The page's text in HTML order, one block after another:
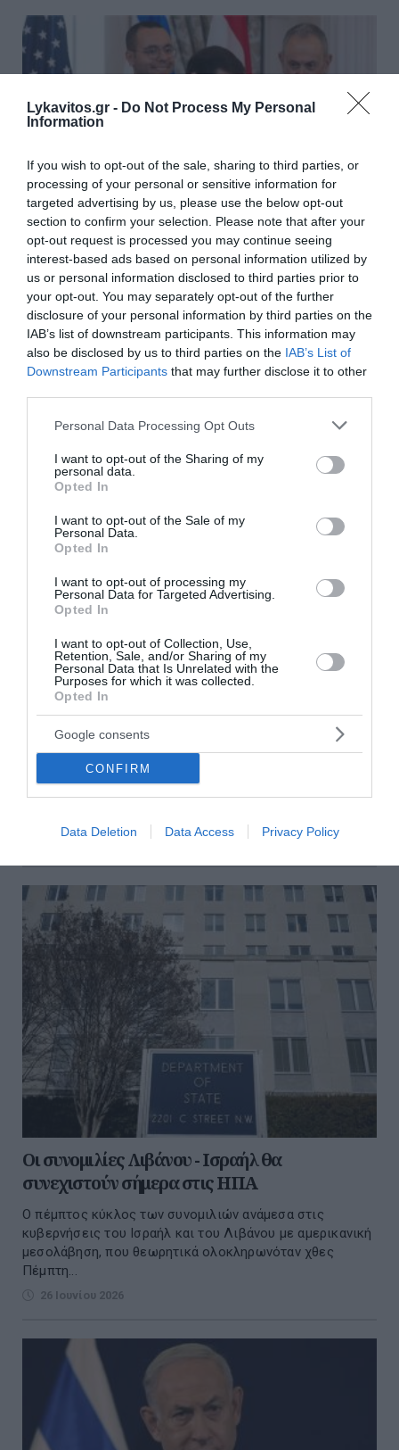
Lykavitos.gr - Do Not Process My Personal
Information
If you wish to opt-out of the sale, sharing to third parties, or
processing of your personal or sensitive information for
targeted advertising by us, please use the below opt-out
section to confirm your selection. Please note that after your
opt-out request is processed you may continue seeing
interest-based ads based on personal information utilized by
us or personal information disclosed to third parties prior to
your opt-out. You may separately opt-out of the further
disclosure of your personal information by third parties on the
IAB’s list of downstream participants. This information may
also be disclosed by us to third parties on the IAB’s List of
Downstream Participants that may further disclose it to other
Please note that this website/app uses one or more Google
not limited to your visit or usage behaviour. You may click to
grant or deny consent to Google and its third-party tags to
use your data for below specified purposes in below Google
consent section.
Personal Data Processing Opt Outs
I want to opt-out of the Sharing of my
personal data.
Opted In
I want to opt-out of the Sale of my
Personal Data.
Opted In
I want to opt-out of processing my
Personal Data for Targeted Advertising.
Opted In
I want to opt-out of Collection, Use,
Retention, Sale, and/or Sharing of my
Personal Data that Is Unrelated with the
Purposes for which it was collected.
Opted In
Google consents
CONFIRM
Data Deletion Data Access Privacy Policy
Τι προβλέπει η τριμερής συμφωνία που
υπέγραψαν Ισραήλ, Λίβανος και ΗΠΑ
Το Ισραήλ, ο Λίβανος και οι Ηνωμένες Πολιτείες
υπέγραψαν την Παρασκευή στην Ουάσιγκτον μια τριμερή
συμφωνία-πλαίσιο στην οποία κατέληξαν έπειτα από εν...
ΗΠΑ, Ισραήλ και Λίβανος υπέγραψαν τριμερή
συμφωνία για κατάπαυση του πυρός
Τριμερή συμφωνία-πλαίσιο υπέγραψαν την Παρασκευή
το Ισραήλ, ο Λίβανος και οι ΗΠΑ, έπειτα από εντατικές
Οι συνομιλίες Λιβάνου - Ισραήλ θα
συνεχιστούν σήμερα στις ΗΠΑ
Ο πέμπτος κύκλος των συνομιλιών ανάμεσα στις
κυβερνήσεις του Ισραήλ και του Λιβάνου με αμερικανική
μεσολάβηση, που θεωρητικά ολοκληρωνόταν χθες
Πέμπτη...
26 Ιουνίου 2026